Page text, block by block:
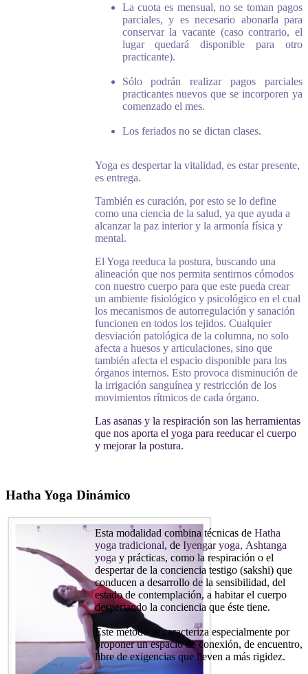
La cuota es mensual, no se toman pagos
parciales, y es necesario abonarla para
conservar la vacante (caso contrario, el
lugar quedará disponible para otro
practicante).
Sólo podrán realizar pagos parciales
practicantes nuevos que se incorporen ya
comenzado el mes.
Los feriados no se dictan clases.
Yoga es despertar la vitalidad, es estar presente,
es entrega.
También es curación, por esto se lo define
como una ciencia de la salud, ya que ayuda a
alcanzar la paz interior y la armonía física y
mental.
El Yoga reeduca la postura, buscando una
alineación que nos permita sentirnos cómodos
con nuestro cuerpo para que este pueda crear
un ambiente fisiológico y psicológico en el cual
los mecanismos de autorregulación y sanación
funcionen en todos los tejidos. Cualquier
desviación patológica de la columna, no solo
afecta a huesos y articulaciones, sino que
también afecta el espacio disponible para los
órganos internos. Esto provoca disminución de
la irrigación sanguínea y restricción de los
movimientos rítmicos de cada órgano.
Las asanas y la respiración son las herramientas
que nos aporta el yoga para reeducar el cuerpo
y mejorar la postura.
Hatha Yoga Dinámico
Esta modalidad combina técnicas de Hatha
yoga tradicional, de Iyengar yoga, Ashtanga
yoga y prácticas, como la respiración o el
despertar de la conciencia testigo (sakshi) que
conducen a desarrollo de la sensibilidad, del
estado de contemplación, a habitar el cuerpo
despertando la conciencia que éste tiene.
Este método se caracteriza especialmente por
proponer un espacio de conexión, de encuentro,
libre de exigencias que lleven a más rigidez.